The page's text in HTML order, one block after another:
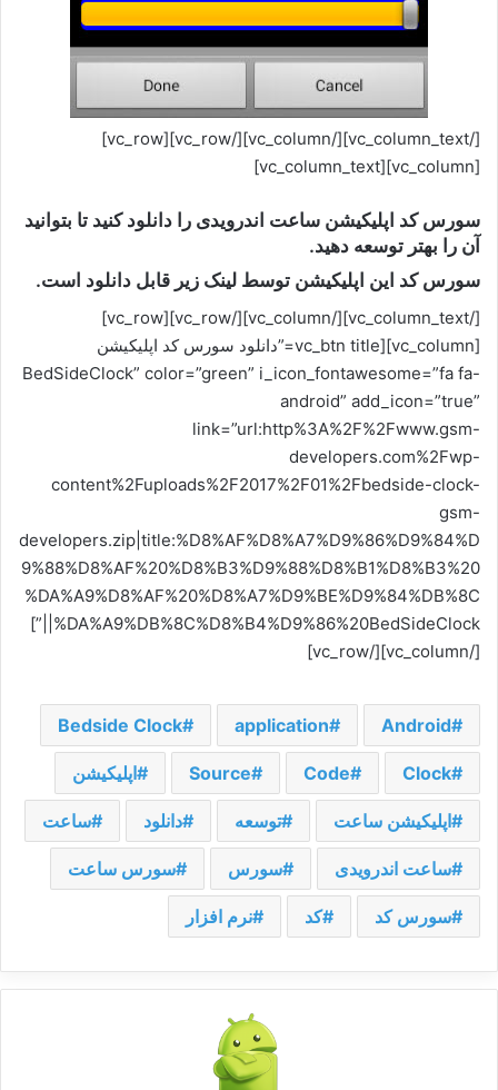
[/vc_column_text][/vc_column][/vc_row][vc_row]
[vc_column][vc_column_text]
سورس کد اپلیکیشن ساعت اندرویدی را دانلود کنید تا بتوانید
آن را بهتر توسعه دهید.
سورس کد این اپلیکیشن توسط لینک زیر قابل دانلود است.
[/vc_column_text][/vc_column][/vc_row][vc_row]
[vc_column][vc_btn title=”دانلود سورس کد اپلیکیشن
BedSideClock” color=”green” i_icon_fontawesome=”fa fa-
android” add_icon=”true”
link=”url:http%3A%2F%2Fwww.gsm-
developers.com%2Fwp-
content%2Fuploads%2F2017%2F01%2Fbedside-clock-
gsm-
developers.zip|title:%D8%AF%D8%A7%D9%86%D9%84%D
9%88%D8%AF%20%D8%B3%D9%88%D8%B1%D8%B3%20
%DA%A9%D8%AF%20%D8%A7%D9%BE%D9%84%DB%8C
%DA%A9%DB%8C%D8%B4%D9%86%20BedSideClock||”]
[/vc_column][/vc_row]
Android
application
Bedside Clock
Clock
Code
Source اپلیکیشن
اپلیکیشن ساعت توسعه دانلود ساعت
ساعت اندرویدی سورس سورس ساعت
سورس کد کد نرم افزار